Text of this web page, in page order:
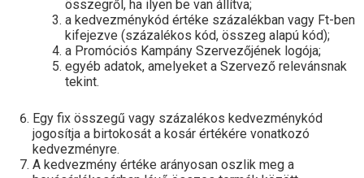
összegről, ha ilyen be van állítva;
a kedvezménykód értéke százalékban vagy Ft-ben
kifejezve (százalékos kód, összeg alapú kód);
a Promóciós Kampány Szervezőjének logója;
egyéb adatok, amelyeket a Szervező relevánsnak
tekint.
Egy fix összegű vagy százalékos kedvezménykód
jogosítja a birtokosát a kosár értékére vonatkozó
kedvezményre.
A kedvezmény értéke arányosan oszlik meg a